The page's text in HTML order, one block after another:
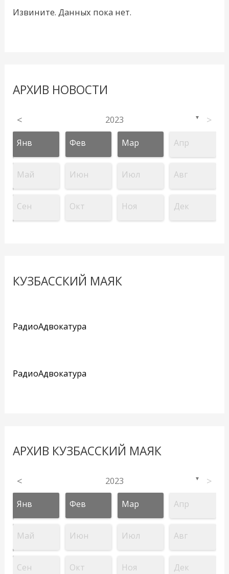
Извините. Данных пока нет.
АРХИВ НОВОСТИ
< 2023 ▼ >
Янв Фев Мар Апр
Май Июн Июл Авг
Сен Окт Ноя Дек
КУЗБАССКИЙ МАЯК
РадиоАдвокатура
РадиоАдвокатура
АРХИВ КУЗБАССКИЙ МАЯК
< 2023 ▼ >
Янв Фев Мар Апр
Май Июн Июл Авг
Сен Окт Ноя Дек